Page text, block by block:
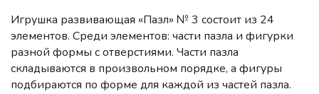
Игрушка развивающая «Пазл» № 3 состоит из 24
элементов. Среди элементов: части пазла и фигурки
разной формы с отверстиями. Части пазла
складываются в произвольном порядке, а фигуры
подбираются по форме для каждой из частей пазла.